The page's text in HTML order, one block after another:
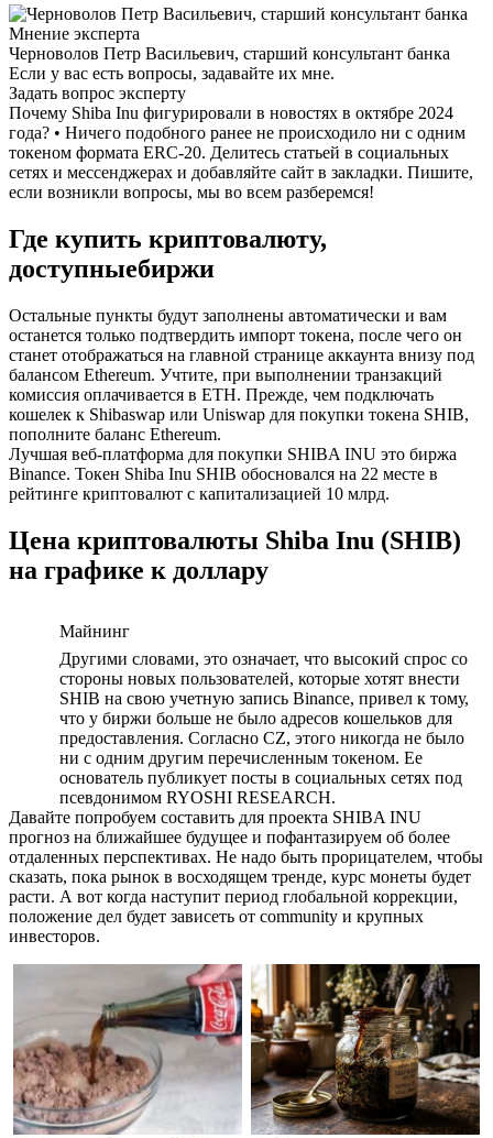
Мнение эксперта
Черноволов Петр Васильевич, старший консультант банка
Если у вас есть вопросы, задавайте их мне.
Задать вопрос эксперту
Почему Shiba Inu фигурировали в новостях в октябре 2024
года? • Ничего подобного ранее не происходило ни с одним
токеном формата ERC-20. Делитесь статьей в социальных
сетях и мессенджерах и добавляйте сайт в закладки. Пишите,
если возникли вопросы, мы во всем разберемся!
Где купить криптовалюту,
доступныебиржи
Остальные пункты будут заполнены автоматически и вам
останется только подтвердить импорт токена, после чего он
станет отображаться на главной странице аккаунта внизу под
балансом Ethereum. Учтите, при выполнении транзакций
комиссия оплачивается в ETH. Прежде, чем подключать
кошелек к Shibaswap или Uniswap для покупки токена SHIB,
пополните баланс Ethereum.
Лучшая веб-платформа для покупки SHIBA INU это биржа
Binance. Токен Shiba Inu SHIB обосновался на 22 месте в
рейтинге криптовалют с капитализацией 10 млрд.
Цена криптовалюты Shiba Inu (SHIB)
на графике к доллару
Майнинг
Другими словами, это означает, что высокий спрос со
стороны новых пользователей, которые хотят внести
SHIB на свою учетную запись Binance, привел к тому,
что у биржи больше не было адресов кошельков для
предоставления. Согласно CZ, этого никогда не было
ни с одним другим перечисленным токеном. Ее
основатель публикует посты в социальных сетях под
псевдонимом RYOSHI RESEARCH.
Давайте попробуем составить для проекта SHIBA INU
прогноз на ближайшее будущее и пофантазируем об более
отдаленных перспективах. Не надо быть прорицателем, чтобы
сказать, пока рынок в восходящем тренде, курс монеты будет
расти. А вот когда наступит период глобальной коррекции,
положение дел будет зависеть от community и крупных
инвесторов.